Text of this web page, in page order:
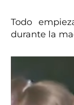
Todo
durante la